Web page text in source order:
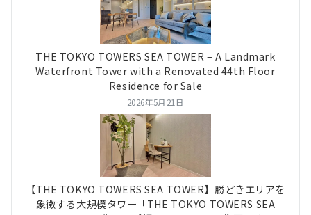
THE TOKYO TOWERS SEA TOWER – A Landmark
Waterfront Tower with a Renovated 44th Floor
Residence for Sale
2026年5月21日
【THE TOKYO TOWERS SEA TOWER】勝どきエリアを
象徴する大規模タワー「THE TOKYO TOWERS SEA